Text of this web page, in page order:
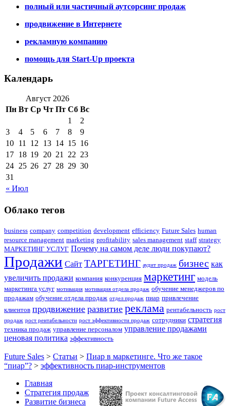
полный или частичный аутсорсинг продаж
продвижение в Интернете
рекламную компанию
помощь для Start-Up проекта
Календарь
Август 2026
Пн Вт Ср Чт Пт Сб Вс
« Июл
1
2
3
4 5 6 7 8
9
10 11 12 13 14 15 16
17 18 19 20 21 22 23
24 25 26 27 28 29 30
31
Облако тегов
business company competition development efficiency Future Sales human
resource management marketing profitability sales management staff strategy
МАРКЕТИНГ УСЛУГ Почему на самом деле люди покупают?
Продажи Сайт ТАРГЕТИНГ аудит продаж бизнес как
увеличить продажи компания конкуренция маркетинг модель
маркетинга услуг мотивация мотивация отдела продаж обучение менеджеров по
продажам обучение отдела продаж отдел продаж пиар привлечение
клиентов продвижение развитие реклама рентабельность рост
продаж рост рентабельности рост эффективности продаж сотрудники стратегия
техника продаж управление персоналом управление продажами
ценовая политика эффективность
Future Sales > Статьи > Пиар в маркетинге. Что же такое
“пиар”? > эффективность пиар-инструментов
Главная
Стратегия продаж
Развитие бизнеса